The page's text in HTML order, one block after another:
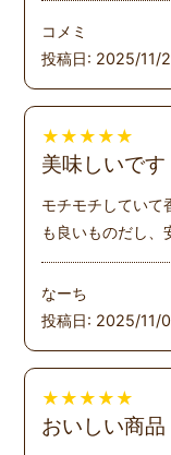
コメミ
投稿日: 2025/11/
★ ★ ★ ★ ★
美味しいです
モチモチしていて
も良いものだし、
なーち
投稿日: 2025/11/
★ ★ ★ ★ ★
おいしい商品